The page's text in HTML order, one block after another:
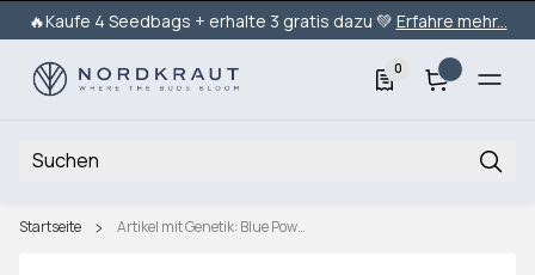
🔥Kaufe 4 Seedbags + erhalte 3 gratis dazu 💚 Erfahre mehr...
0
Startseite Artikel mit Genetik: Blue Power